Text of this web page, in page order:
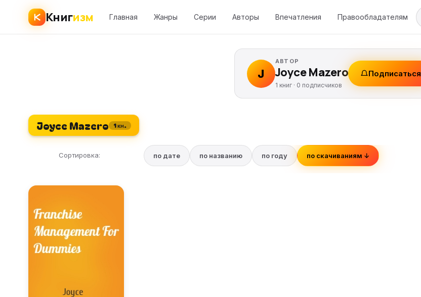
Книгизм Главная Жанры Серии Авторы Впечатления Правообладателям
J
АВТОР
Joyce Mazero
1 книг · 0 подписчиков
Подписаться
Joyce Mazero 1 кн.
Сортировка: по дате по названию по году по скачиваниям ↓